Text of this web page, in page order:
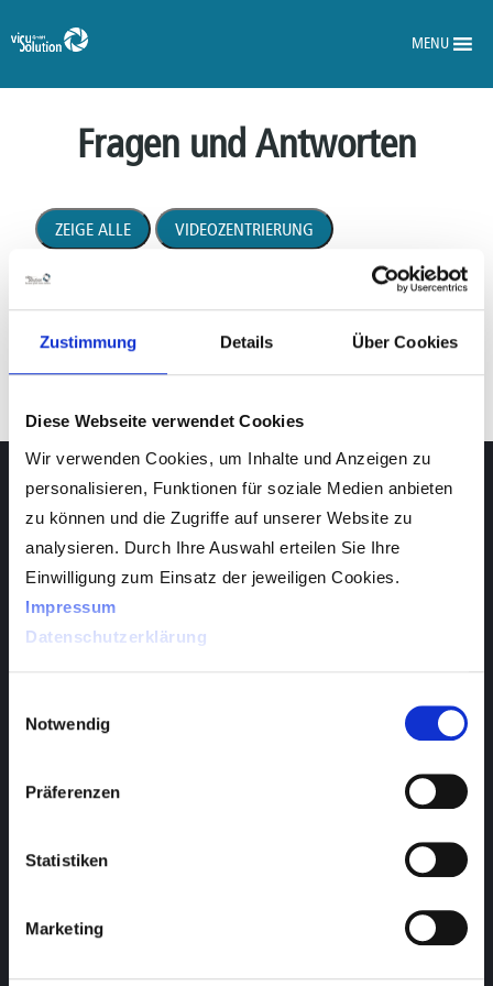
Zustimmung Details Über Cookies
Diese Webseite verwendet Cookies
Wir verwenden Cookies, um Inhalte und Anzeigen zu
personalisieren, Funktionen für soziale Medien anbieten
zu können und die Zugriffe auf unserer Website zu
analysieren. Durch Ihre Auswahl erteilen Sie Ihre
Einwilligung zum Einsatz der jeweiligen Cookies.
Impressum
Datenschutzerklärung
Notwendig
Präferenzen
Statistiken
Marketing
MENU
Fragen und Antworten
ZEIGE ALLE VIDEOZENTRIERUNG
LOW VISION EXPLORE 5 EXPLORE 8
REVEAL 16I
Service Videozentrierung
Montag bis Freitag
9 – 19 Uhr
T. +49 (0) 39361-967-17
F. +49 (0) 39361-969-475
Teamviewer
Service Low Vision
9 – 17 Uhr
Geschäftsadresse